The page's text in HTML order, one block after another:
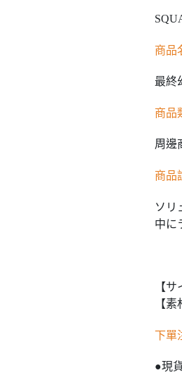
商品
最終
商品
周邊
商品
ソリ
中に
【
【
下單
●現